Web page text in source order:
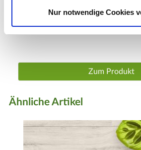
Nur notwendige Cookies
Rose Zepeti, Strauchrose
Zum Produkt
Ähnliche Artikel